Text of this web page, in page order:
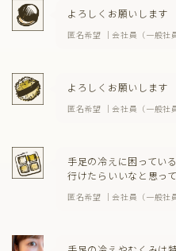
よろしくお願いします
匿名希望 ｜会社員（一般社
よろしくお願いします
匿名希望 ｜会社員（一般社
手足の冷えに困ってい
行けたらいいなと思って
匿名希望 ｜会社員（一般社